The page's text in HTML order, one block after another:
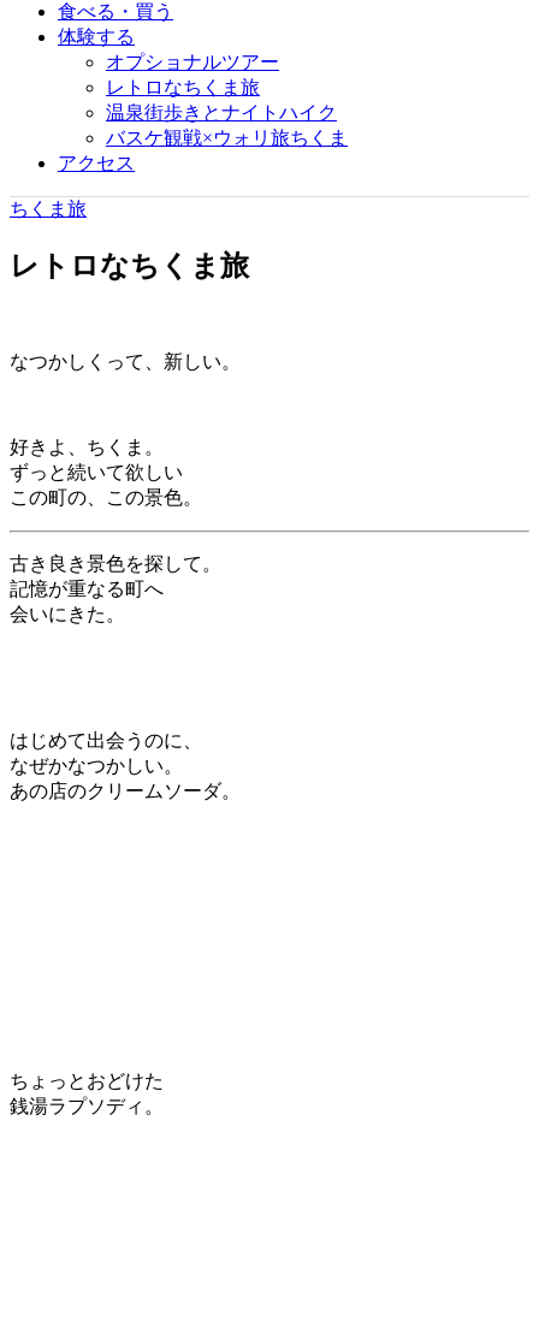
食べる・買う
体験する
オプショナルツアー
レトロなちくま旅
温泉街歩きとナイトハイク
バスケ観戦×ウォリ旅ちくま
アクセス
ちくま旅
レトロなちくま旅
なつかしくって、新しい。
好きよ、ちくま。
ずっと続いて欲しい
この町の、この景色。
古き良き景色を探して。
記憶が重なる町へ
会いにきた。
はじめて出会うのに、
なぜかなつかしい。
あの店のクリームソーダ。
ちょっとおどけた
銭湯ラプソディ。